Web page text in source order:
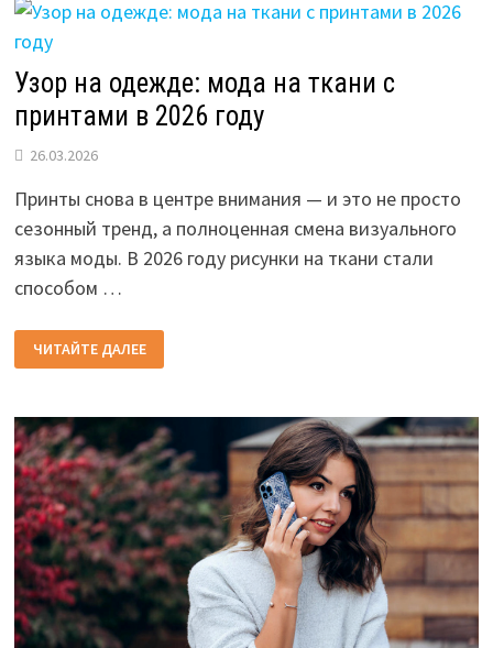
ОН
НУЖЕН
И
ЧТО
ПРОВЕРЯЮТ
Узор на одежде: мода на ткани с
принтами в 2026 году
26.03.2026
Принты снова в центре внимания — и это не просто
сезонный тренд, а полноценная смена визуального
языка моды. В 2026 году рисунки на ткани стали
способом …
НА
ОДЕЖДЕ:
ТКАНИ
С
ПРИНТАМИ
В
2026
ГОДУ
ЧИТАЙТЕ ДАЛЕЕ